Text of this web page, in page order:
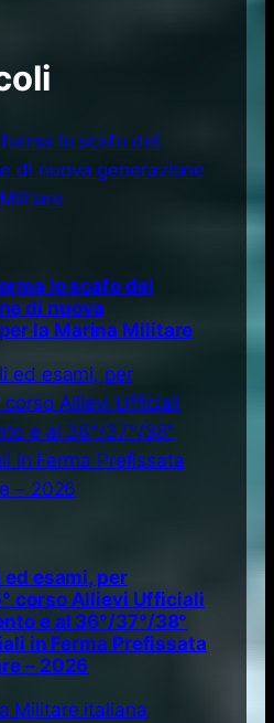
lo scafo del
di nuova
la Marina Militare
esami, per
corso Allievi Ufficiali
e al 36°/37°/38°
in Ferma Prefissata
– 2026